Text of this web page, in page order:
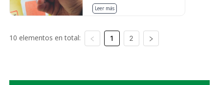
Leer más
10 elementos en total: 1 2